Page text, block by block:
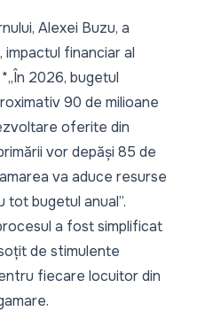
Alexei Buzu, a
impactul financiar al
2026, bugetul
90 de milioane
oferite din
vor depăși 85 de
va aduce resurse
bugetul anual”.
a fost simplificat
de stimulente
fiecare locuitor din